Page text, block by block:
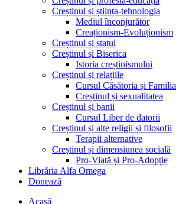
Creștinul și știința-tehnologia
Mediul înconjurător
Creaționism-Evoluționism
Creștinul și statul
Creștinul și Biserica
Istoria creștinismului
Creștinul și relațiile
Cursul Căsătoria și Familia
Creștinul și sexualitatea
Creștinul și banii
Cursul Liber de datorii
Creștinul și alte religii și filosofii
Terapii alternative
Creștinul și dimensiunea socială
Pro-Viață și Pro-Adopție
Librăria Alfa Omega
Donează
Acasă